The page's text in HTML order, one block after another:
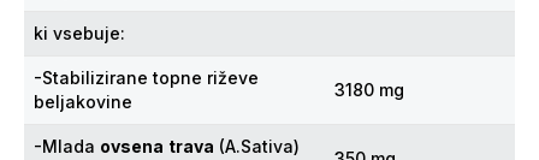
ki vsebuje:
-Stabilizirane topne riževe
beljakovine
3180 mg
-Mlada ovsena trava (A.Sativa)